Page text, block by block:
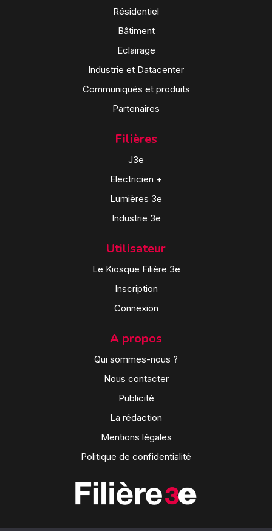
Résidentiel
Bâtiment
Eclairage
Industrie et Datacenter
Communiqués et produits
Partenaires
Filières
J3e
Electricien +
Lumières 3e
Industrie 3e
Utilisateur
Le Kiosque Filière 3e
Inscription
Connexion
A propos
Qui sommes-nous ?
Nous contacter
Publicité
La rédaction
Mentions légales
Politique de confidentialité